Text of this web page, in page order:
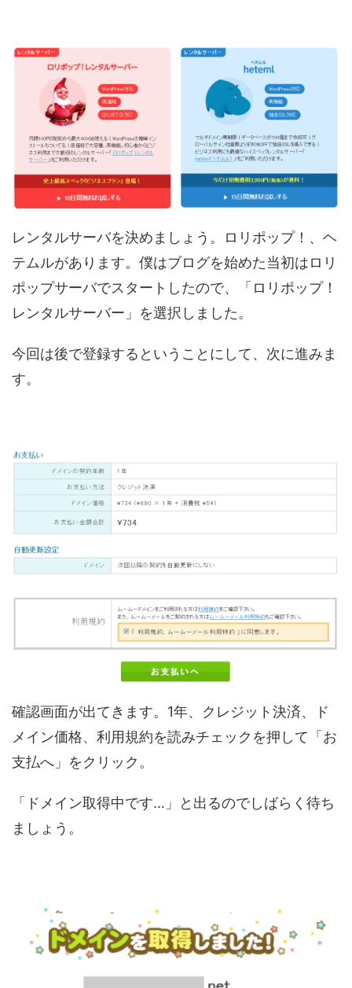
レンタルサーバを決めましょう。ロリポップ！、ヘ
テムルがあります。僕はブログを始めた当初はロリ
ポップサーバでスタートしたので、「ロリポップ！
レンタルサーバー」を選択しました。
今回は後で登録するということにして、次に進みま
す。
確認画面が出てきます。1年、クレジット決済、ド
メイン価格、利用規約を読みチェックを押して「お
支払へ」をクリック。
「ドメイン取得中です…」と出るのでしばらく待ち
ましょう。